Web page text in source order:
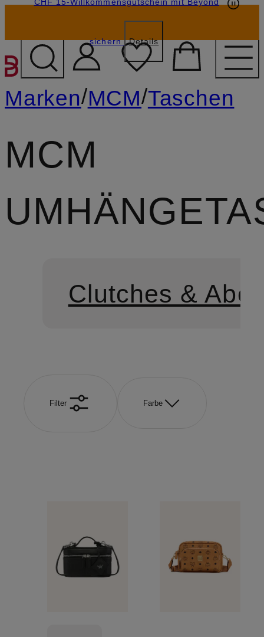
ZUM HAUPTINHALT
sichern Details
Marken/MCM/Taschen
MCM
Clutches &
Filter Farbe